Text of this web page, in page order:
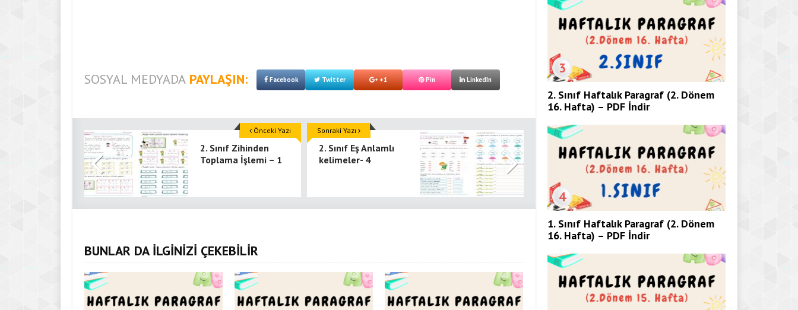
SOSYAL MEDYADA PAYLAŞIN: Facebook Twitter +1 Pin LinkedIn
2. Sınıf Zihinden
Toplama İşlemi – 1
Önceki Yazı
2. Sınıf Eş Anlamlı
kelimeler- 4
Sonraki Yazı
BUNLAR DA İLGİNİZİ ÇEKEBİLİR
3
2. Sınıf Haftalık Paragraf (2. Dönem
16. Hafta) – PDF İndir
4
1. Sınıf Haftalık Paragraf (2. Dönem
16. Hafta) – PDF İndir